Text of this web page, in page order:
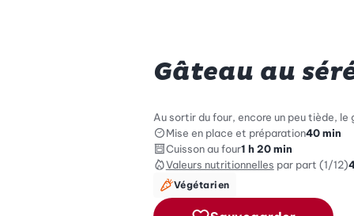
Gâteau au
Au sortir du four, encore un peu tiède,
Mise en place et préparation40 min
Cuisson au four1 h 20 min
Valeurs nutritionnelles par part (1/12)
Végétarien